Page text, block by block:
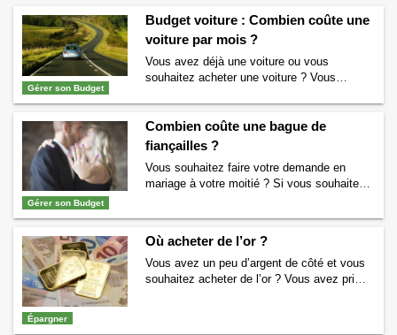
Gérer son Budget
Budget voiture : Combien coûte une
voiture par mois ?
Vous avez déjà une voiture ou vous
souhaitez acheter une voiture ? Vous
Combien vous coûtera ce véhicule en
moyenne par mois ? Nous allons vous
éclairer sur le sujet. Budget voiture : coûts
fixes et coûts variables ? Le fait de
posséder une voiture entraîne différents
coûts. Certains …Continuer la lecture de
par mois ? →
Gérer son Budget
Combien coûte une bague de
fiançailles ?
Vous souhaitez faire votre demande en
mariage à votre moitié ? Si vous souhaitez
demandez peut-être combien coûte une
bague de fiançailles ? Quel budget devez-
vous consacrer pour l’achat de la bague de
Épargner
Où acheter de l’or ?
Vous avez un peu d’argent de côté et vous
souhaitez acheter de l’or ? Vous avez pris